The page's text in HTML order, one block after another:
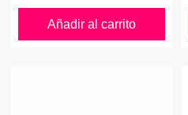
Añadir al carrito